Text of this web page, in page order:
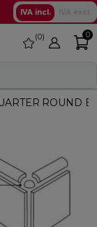
IVA incl.
favorite
0 0
ROUND